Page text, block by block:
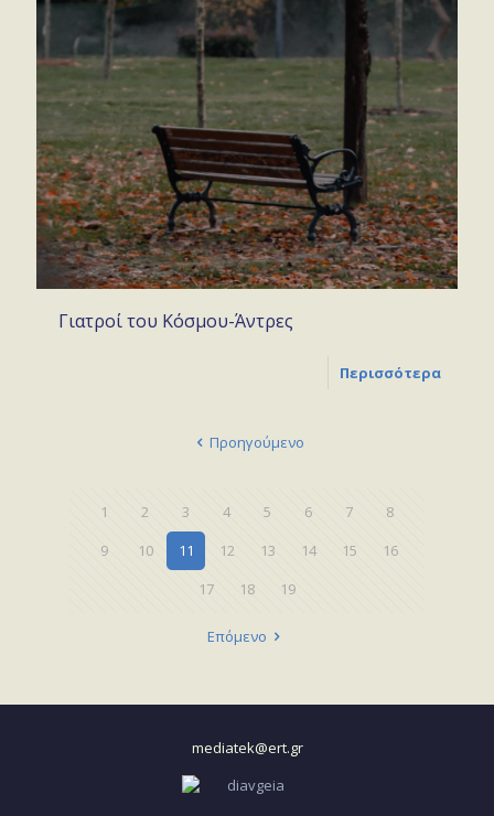
Γιατροί του Κόσμου-Άντρες
Περισσότερα
Προηγούμενο
1 2 3 4 5 6 7
8
9
10 11 12 13 14 15
16
17
18 19
Επόμενο
mediatek@ert.gr